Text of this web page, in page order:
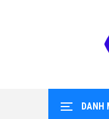
DANH